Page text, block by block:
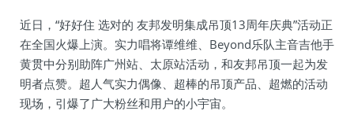
近日，“好好住 选对的 友邦发明集成吊顶13周年庆典”活动正
在全国火爆上演。实力唱将谭维维、Beyond乐队主音吉他手
黄贯中分别助阵广州站、太原站活动，和友邦吊顶一起为发
明者点赞。超人气实力偶像、超棒的吊顶产品、超燃的活动
现场，引爆了广大粉丝和用户的小宇宙。